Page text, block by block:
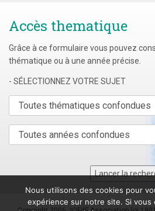
Accès thematique
Grâce à ce formulaire vous pouvez
thématique ou à une année précise.
- SÉLECTIONNEZ VOTRE SUJET
Nous utilisons des cookies pour
expérience sur notre site. Si vous